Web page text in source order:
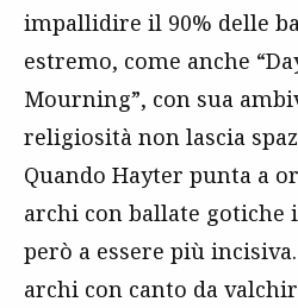
impallidire il 90% delle
estremo, come anche
Mourning”, con sua
religiosità non lascia
Quando Hayter punta a
archi con ballate gotiche
però a essere più
archi con canto da